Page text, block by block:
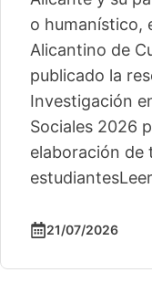
o humanístico,
Alicantino de
publicado la
Investigación
Sociales 2026
elaboración de
estudiantes
21/07/2026